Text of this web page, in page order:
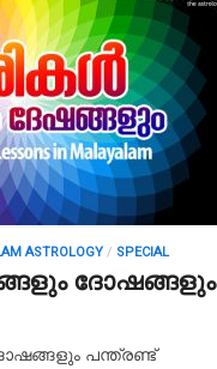
ASTROLOGY / SPECIAL
ദോഷങ്ങളും
പന്ത്രണ്ട്